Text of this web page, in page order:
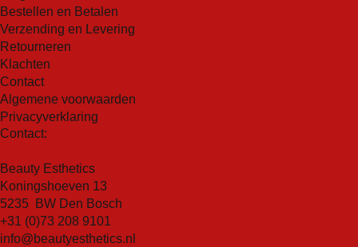
klaver-extract, helpt talgproductie te verminderen,
verbetert de celvernieuwing en werkt als een natuurlijk
samentrekkend middel om de zichtbaarheid van poriën
te minimaliseren.
Glycerine
Glycerine, een natuurlijke bevochtiger, houdt water vast
in de huid om deze gehydrateerd en comfortabel te
Bestellen en Betalen
Verzending en Levering
Retourneren
Klachten
Contact
Algemene voorwaarden
Privacyverklaring
Contact:
Beauty Esthetics
Koningshoeven 13
5235 BW Den Bosch
+31 (0)73 208 9101
info@beautyesthetics.nl